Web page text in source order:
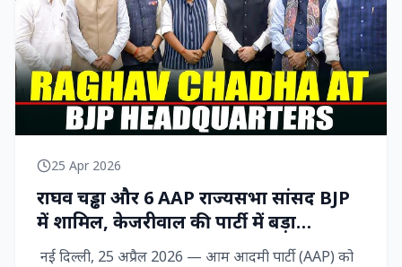
25 Apr 2026
राघव चड्ढा और 6 AAP राज्‍यसभा सांसद BJP
में शामिल, केजरीवाल की पार्टी में बड़ा
राजनीतिक विद्रोह
नई दिल्ली, 25 अप्रैल 2026 — आम आदमी पार्टी (AAP) को